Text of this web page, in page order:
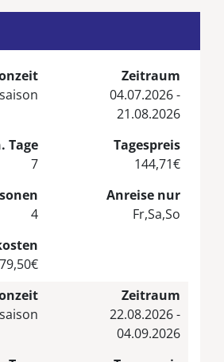
Zeitraum
04.07.2026 -
21.08.2026
Tage
7
Tagespreis
144,71€
4
Anreise nur
Fr,Sa,So
Zeitraum
22.08.2026 -
04.09.2026